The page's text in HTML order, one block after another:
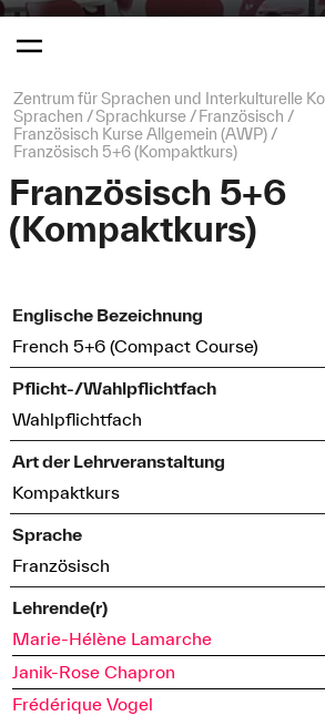
bestätigen
des
Menüs
Seitenpfad:
Zentrum für Sprachen und Interkulturelle
Sprachen
Sprachkurse
Französisch
Französisch Kurse Allgemein (AWP)
Französisch 5+6 (Kompaktkurs)
Französisch 5+6
(Kompaktkurs)
Englische Bezeichnung
French 5+6 (Compact Course)
Pflicht-/Wahlpflichtfach
Wahlpflichtfach
Art der Lehrveranstaltung
Kompaktkurs
Sprache
Französisch
Lehrende(r)
Marie-Hélène Lamarche
Janik-Rose Chapron
Frédérique Vogel